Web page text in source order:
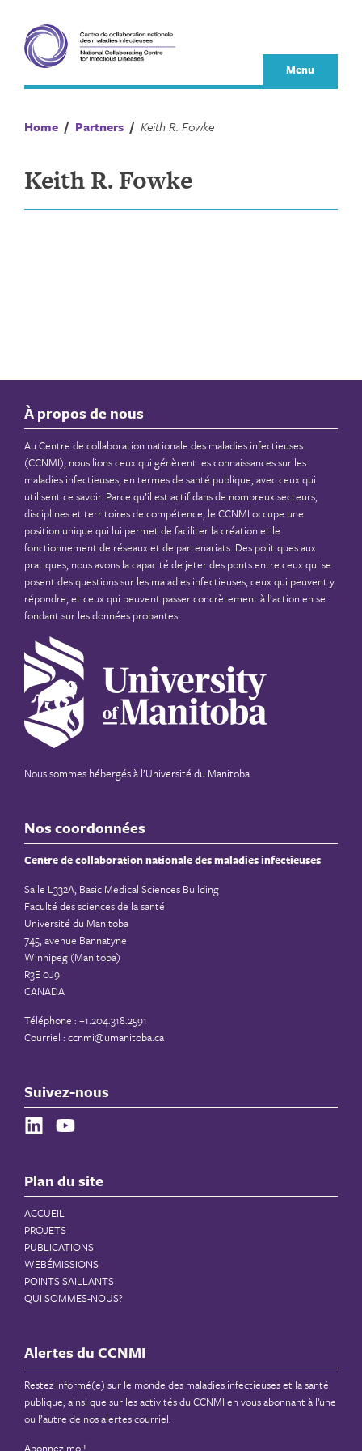
content
Menu
Home / Partners / Keith R. Fowke
Keith R. Fowke
À propos de nous
Au Centre de collaboration nationale des maladies infectieuses
(CCNMI), nous lions ceux qui génèrent les connaissances sur les
maladies infectieuses, en termes de santé publique, avec ceux qui
utilisent ce savoir. Parce qu’il est actif dans de nombreux secteurs,
disciplines et territoires de compétence, le CCNMI occupe une
position unique qui lui permet de faciliter la création et le
fonctionnement de réseaux et de partenariats. Des politiques aux
pratiques, nous avons la capacité de jeter des ponts entre ceux qui se
posent des questions sur les maladies infectieuses, ceux qui peuvent y
répondre, et ceux qui peuvent passer concrètement à l’action en se
fondant sur les données probantes.
Nous sommes hébergés à l’Université du Manitoba
Nos coordonnées
Centre de collaboration nationale des maladies infectieuses
Salle L332A, Basic Medical Sciences Building
Faculté des sciences de la santé
Université du Manitoba
745, avenue Bannatyne
Winnipeg (Manitoba)
R3E 0J9
CANADA
Téléphone : +1.204.318.2591
Courriel : ccnmi@umanitoba.ca
Suivez-nous
Plan du site
ACCUEIL
PROJETS
PUBLICATIONS
WEBÉMISSIONS
POINTS SAILLANTS
QUI SOMMES-NOUS?
Alertes du CCNMI
Restez informé(e) sur le monde des maladies infectieuses et la santé
publique, ainsi que sur les activités du CCNMI en vous abonnant à l’une
ou l’autre de nos alertes courriel.
Abonnez-moi!